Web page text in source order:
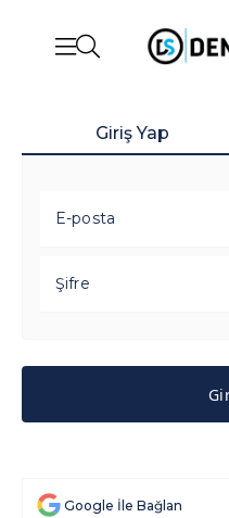
Giriş Yap
E-posta
Şifre
Google İle Bağlan